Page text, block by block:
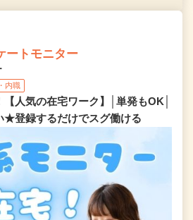
ートモニター
内職
人気の在宅ワーク】│単発もOK│
★登録するだけでスグ働ける